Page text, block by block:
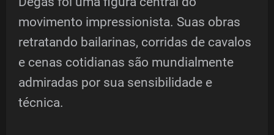
movimento impressionista. Suas obras
retratando bailarinas, corridas de cavalos
e cenas cotidianas são mundialmente
admiradas por sua sensibilidade e
técnica.